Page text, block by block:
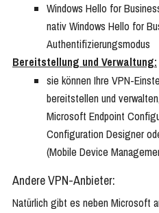
Windows Hello for
nativ Windows Hello for
Authentifizierungsmodus
Bereitstellung und Verwaltung:
sie können Ihre VPN-
bereitstellen und
Microsoft Endpoint
Configuration Designer
(Mobile Device
Andere VPN-Anbieter:
Natürlich gibt es neben Microsoft